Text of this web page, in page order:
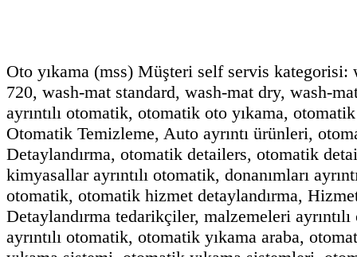
Oto yıkama (mss) Müşteri self servis kategorisi:
720, wash-mat standard, wash-mat dry, wash-
ayrıntılı otomatik, otomatik oto yıkama,
Otomatik Temizleme, Auto ayrıntı ürünleri,
Detaylandırma, otomatik detailers, otomatik
kimyasallar ayrıntılı otomatik, donanımları
otomatik, otomatik hizmet detaylandırma,
Detaylandırma tedarikçiler, malzemeleri
ayrıntılı otomatik, otomatik yıkama araba,